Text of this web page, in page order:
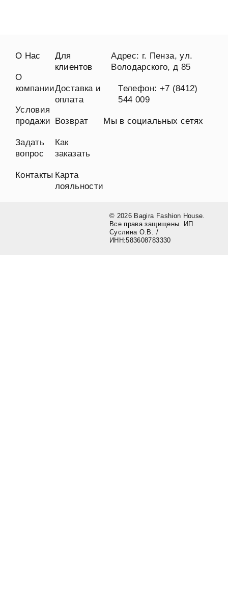
О Нас
О
компании
Условия
продажи
Задать
вопрос
Контакты
Для
клиентов
Доставка и
оплата
Возврат
Как
заказать
Карта
лояльности
Адрес: г. Пенза, ул.
Володарского, д 85
Телефон: +7 (8412)
544 009
Мы в социальных сетях
© 2026 Bagira Fashion House.
Все права защищены. ИП
Суслина О.В. /
ИНН:583608783330